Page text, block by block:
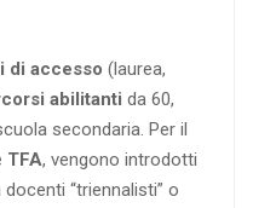
di accesso (laurea,
abilitanti da 60,
secondaria. Per il
TFA, vengono introdotti
“triennalisti” o